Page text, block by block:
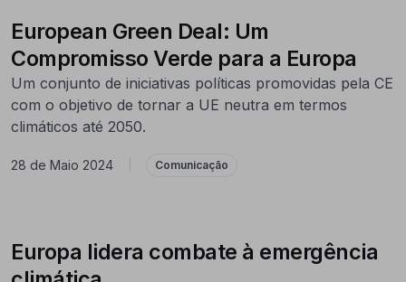
European Green Deal: Um
Compromisso Verde para a Europa
Um conjunto de iniciativas políticas promovidas pela CE
com o objetivo de tornar a UE neutra em termos
climáticos até 2050.
28 de Maio 2024 Comunicação
Europa lidera combate à emergência